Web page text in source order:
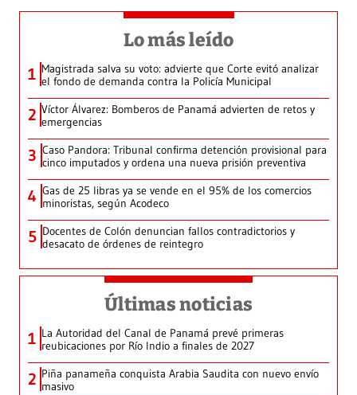
Lo más leído
1 Magistrada salva su voto: advierte que Corte evitó analizar
el fondo de demanda contra la Policía Municipal
2 Víctor Álvarez: Bomberos de Panamá advierten de retos y
emergencias
3 Caso Pandora: Tribunal confirma detención provisional para
cinco imputados y ordena una nueva prisión preventiva
4 Gas de 25 libras ya se vende en el 95% de los comercios
minoristas, según Acodeco
5 Docentes de Colón denuncian fallos contradictorios y
desacato de órdenes de reintegro
Últimas noticias
1 La Autoridad del Canal de Panamá prevé primeras
reubicaciones por Río Indio a finales de 2027
2 Piña panameña conquista Arabia Saudita con nuevo envío
masivo